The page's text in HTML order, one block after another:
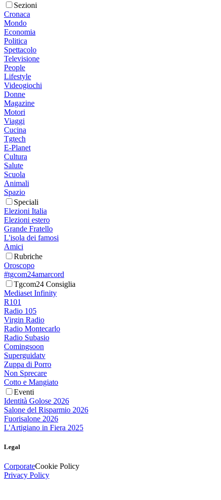
Sezioni
Cronaca
Mondo
Economia
Politica
Spettacolo
Televisione
People
Lifestyle
Videogiochi
Donne
Magazine
Motori
Viaggi
Cucina
Tgtech
E-Planet
Cultura
Salute
Scuola
Animali
Spazio
Speciali
Elezioni Italia
Elezioni estero
Grande Fratello
L'isola dei famosi
Amici
Rubriche
Oroscopo
#tgcom24amarcord
Tgcom24 Consiglia
Mediaset Infinity
R101
Radio 105
Virgin Radio
Radio Montecarlo
Radio Subasio
Comingsoon
Superguidatv
Zuppa di Porro
Non Sprecare
Cotto e Mangiato
Eventi
Identità Golose 2026
Salone del Risparmio 2026
Fuorisalone 2026
L'Artigiano in Fiera 2025
Legal
CorporateCookie Policy
Privacy Policy